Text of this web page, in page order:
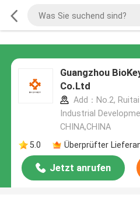
Guangzhou
Co.Ltd
Add：No.2,
Industrial
CHINA,CHINA
5.0
Überprüfter
Jetzt anrufen